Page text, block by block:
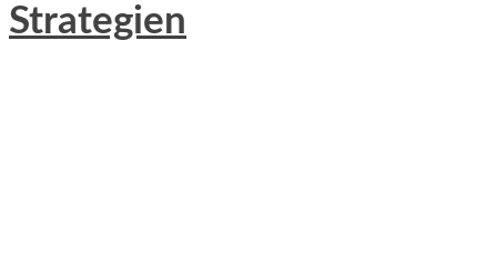
Strategien